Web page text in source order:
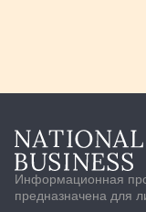
Информационная
предназначена для